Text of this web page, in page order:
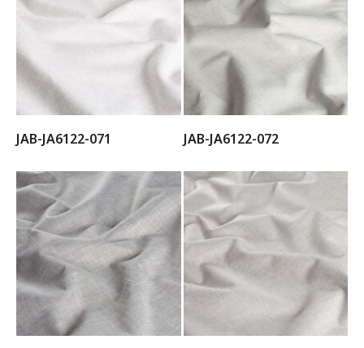
JAB-JA6122-071 JAB-JA6122-072